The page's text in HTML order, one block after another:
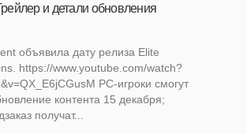
и детали обновления
объявила дату релиза Elite
https://www.youtube.com/watch?
PC-игроки смогут
контента 15 декабря;
получат...